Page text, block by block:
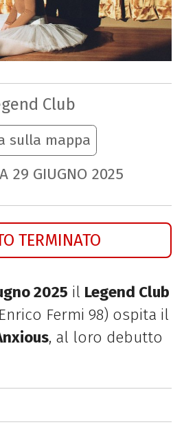
Club
sulla mappa
29 GIUGNO 2025
TERMINATO
2025 il Legend Club
Fermi 98) ospita il
, al loro debutto